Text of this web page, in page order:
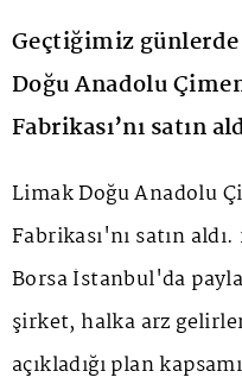
Geçtiğimiz
Doğu Anadolu
Fabrikası’nı satın
Limak Doğu Anadolu
Fabrikası'nı satın
Borsa İstanbul'da
şirket, halka arz
açıkladığı plan